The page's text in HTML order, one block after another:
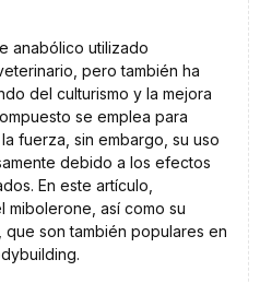
anabólico utilizado
pero también ha
del culturismo y la mejora
se emplea para
fuerza, sin embargo, su uso
debido a los efectos
En este artículo,
así como su
son también populares en